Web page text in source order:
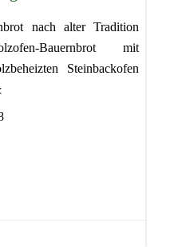
nach alter Tradition
Bauernbrot mit
Steinbackofen